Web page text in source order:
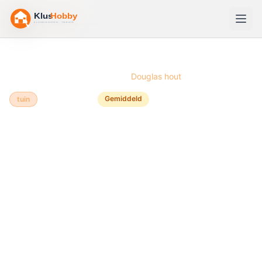
Douglas hout
tuin Gemiddeld